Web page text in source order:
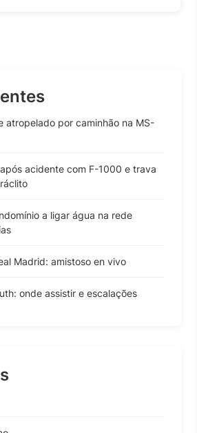
atropelado por caminhão na MS-
acidente com F-1000 e trava
a ligar água na rede
Madrid: amistoso en vivo
onde assistir e escalações